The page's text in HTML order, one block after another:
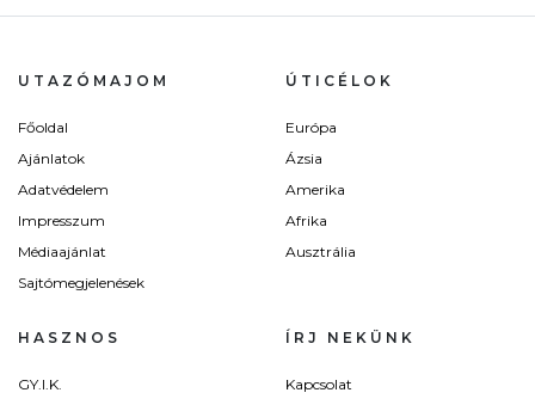
UTAZÓMAJOM
Főoldal
Ajánlatok
Adatvédelem
Impresszum
Médiaajánlat
Sajtómegjelenések
ÚTICÉLOK
Európa
Ázsia
Amerika
Afrika
Ausztrália
HASZNOS
GY.I.K.
ÍRJ NEKÜNK
Kapcsolat